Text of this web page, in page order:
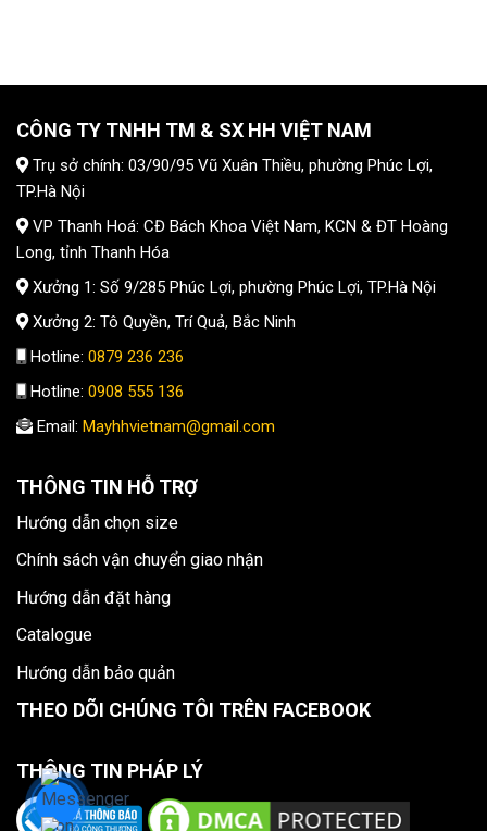
CÔNG TY TNHH TM & SX HH VIỆT NAM
Trụ sở chính: 03/90/95 Vũ Xuân Thiều, phường Phúc Lợi,
TP.Hà Nội
VP Thanh Hoá: CĐ Bách Khoa Việt Nam, KCN & ĐT Hoàng
Long, tỉnh Thanh Hóa
Xưởng 1: Số 9/285 Phúc Lợi, phường Phúc Lợi, TP.Hà Nội
Xưởng 2: Tô Quyền, Trí Quả, Bắc Ninh
Hotline: 0879 236 236
Hotline: 0908 555 136
Email: Mayhhvietnam@gmail.com
THÔNG TIN HỖ TRỢ
Hướng dẫn chọn size
Chính sách vận chuyển giao nhận
Hướng dẫn đặt hàng
Catalogue
Hướng dẫn bảo quản
THEO DÕI CHÚNG TÔI TRÊN FACEBOOK
THÔNG TIN PHÁP LÝ